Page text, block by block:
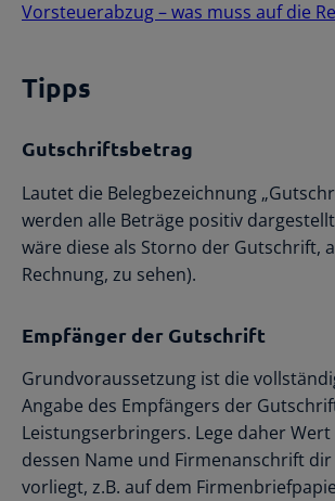
Vorsteuerabzug – was muss auf die
Tipps
Gutschriftsbetrag
Lautet die Belegbezeichnung
werden alle Beträge positiv
wäre diese als Storno der Gutschrift,
Rechnung, zu sehen).
Empfänger der Gutschrift
Grundvoraussetzung ist die
Angabe des Empfängers der
Leistungserbringers. Lege daher
dessen Name und Firmenanschrift
vorliegt, z.B. auf dem